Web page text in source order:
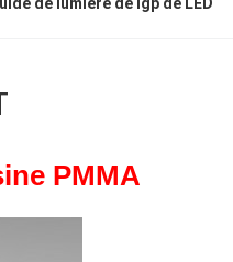
de lumière de lgp de LED
PMMA